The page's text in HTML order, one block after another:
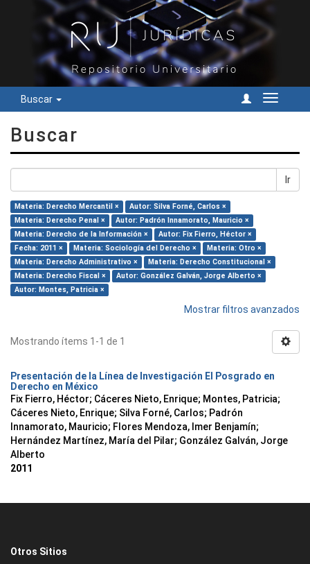
Buscar
Cambiar
Buscar
Ir
Materia: Derecho Mercantil ×
Autor: Silva Forné, Carlos ×
Materia: Derecho Penal ×
Autor: Padrón Innamorato, Mauricio ×
Materia: Derecho de la Información ×
Autor: Fix Fierro, Héctor ×
Fecha: 2011 ×
Materia: Sociología del Derecho ×
Materia: Otro ×
Materia: Derecho Administrativo ×
Materia: Derecho Constitucional ×
Materia: Derecho Fiscal ×
Autor: González Galván, Jorge Alberto ×
Autor: Montes, Patricia ×
Mostrar filtros avanzados
Mostrando ítems 1-1 de 1
Presentación de la Línea de Investigación El Posgrado en
Derecho en México
Fix Fierro, Héctor; Cáceres Nieto, Enrique; Montes, Patricia;
Cáceres Nieto, Enrique; Silva Forné, Carlos; Padrón
Innamorato, Mauricio; Flores Mendoza, Imer Benjamín;
Hernández Martínez, María del Pilar; González Galván, Jorge
Alberto
2011
Otros Sitios